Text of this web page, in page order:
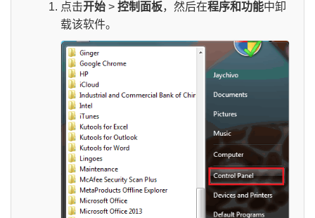
点击开始 > 控制面板，然后在程序和功能中卸
载该软件。